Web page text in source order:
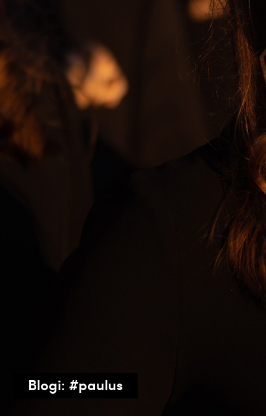
Blogi: #paulus